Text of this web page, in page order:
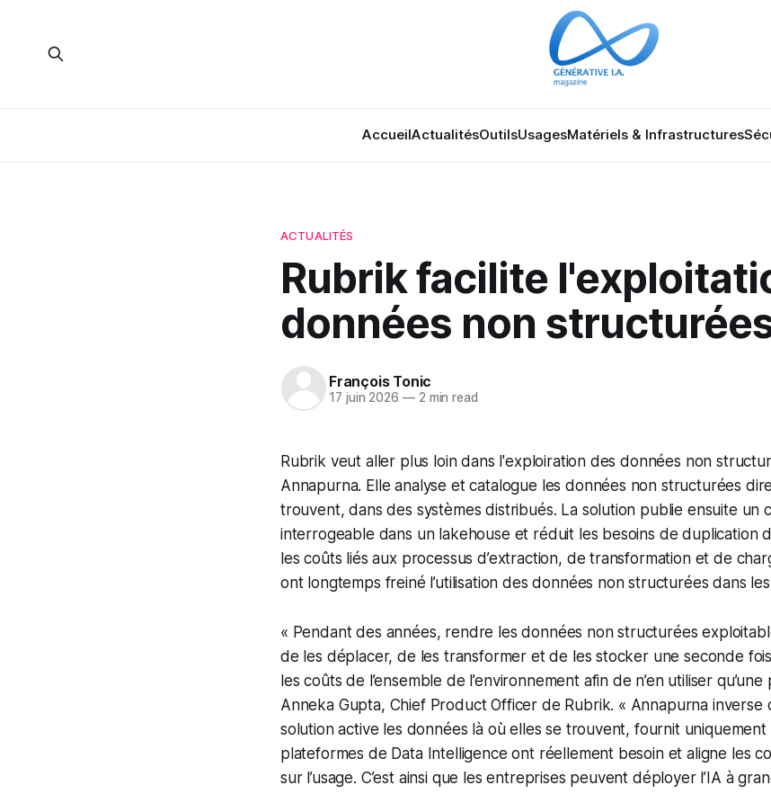
AccueilActualitésOutilsUsagesMatériels & Infrastructures
ACTUALITÉS
Rubrik facilite
données non
François Tonic
17 juin 2026 —2 min read
Rubrik veut aller plus loin dans l'exploiration des données non
Annapurna. Elle analyse et catalogue les données non structurées
trouvent, dans des systèmes distribués. La solution publie ensuite un
interrogeable dans un lakehouse et réduit les besoins de duplication
les coûts liés aux processus d’extraction, de transformation et de
ont longtemps freiné l’utilisation des données non structurées dans les
« Pendant des années, rendre les données non structurées
de les déplacer, de les transformer et de les stocker une seconde
les coûts de l’ensemble de l’environnement afin de n’en utiliser
Anneka Gupta, Chief Product Officer de Rubrik. « Annapurna inverse
solution active les données là où elles se trouvent, fournit
plateformes de Data Intelligence ont réellement besoin et aligne les
sur l’usage. C’est ainsi que les entreprises peuvent déployer l’IA à